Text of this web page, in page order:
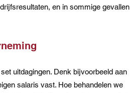
en in sommige gevallen
uitdagingen. Denk bijvoorbeeld aan
salaris vast. Hoe behandelen we